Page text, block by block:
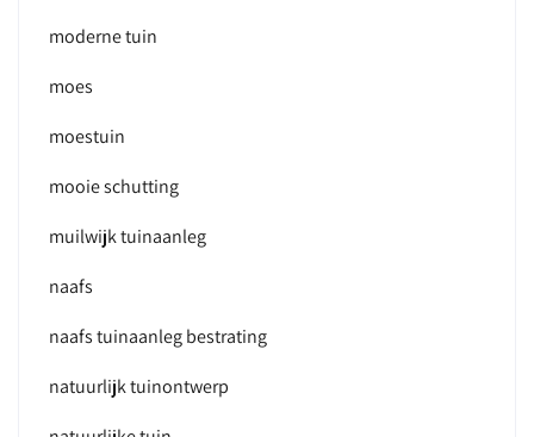
moderne tuin
moes
moestuin
mooie schutting
muilwijk tuinaanleg
naafs
naafs tuinaanleg bestrating
natuurlijk tuinontwerp